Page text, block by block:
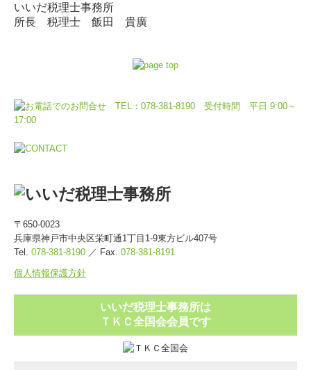
いいだ税理士事務所
所長 税理士 飯田 貴廣
〒650-0023
兵庫県神戸市中央区栄町通1丁目1-9東方ビル407号
Tel. 078-381-8190 ／ Fax 078-381-8191
個人情報保護方針
いいだ税理士事務所は
ＴＫＣ全国会会員です